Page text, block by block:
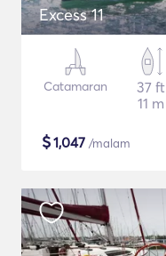
Excess 11
Catamaran
37 ft
11 m
$1,047 /malam